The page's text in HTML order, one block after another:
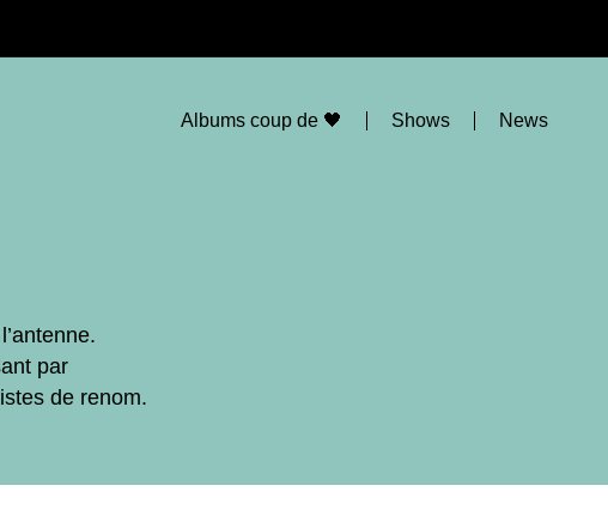
Albums coup de 🖤 Shows News
par
de renom.